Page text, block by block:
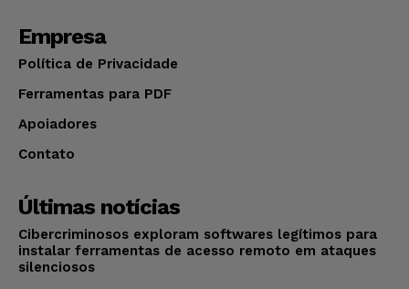
Empresa
Política de Privacidade
Ferramentas para PDF
Apoiadores
Contato
Últimas notícias
Cibercriminosos exploram softwares legítimos para
instalar ferramentas de acesso remoto em ataques
silenciosos